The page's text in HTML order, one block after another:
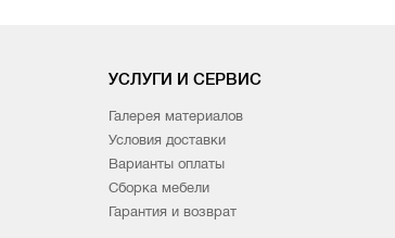
УСЛУГИ И СЕРВИС
Галерея материалов
Условия доставки
Варианты оплаты
Сборка мебели
Гарантия и возврат